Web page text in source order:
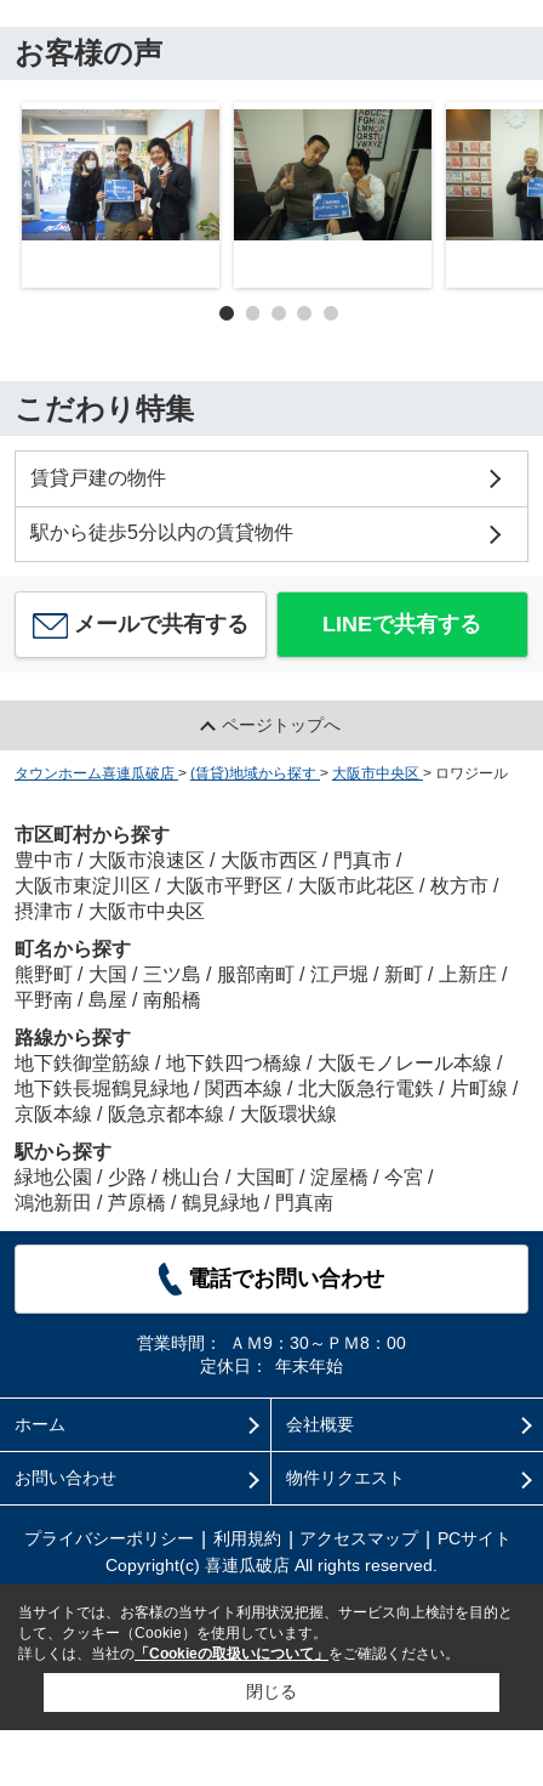
お客様の声
こだわり特集
賃貸戸建の物件
駅から徒歩5分以内の賃貸物件
メールで共有する LINEで共有する
ページトップへ
タウンホーム喜連瓜破店 > (賃貸)地域から探す > 大阪市中央区 > ロワジール
市区町村から探す
豊中市 / 大阪市浪速区 / 大阪市西区 / 門真市 /
大阪市東淀川区 / 大阪市平野区 / 大阪市此花区 / 枚方市 /
摂津市 / 大阪市中央区
町名から探す
熊野町 / 大国 / 三ツ島 / 服部南町 / 江戸堀 / 新町 / 上新庄 /
平野南 / 島屋 / 南船橋
路線から探す
地下鉄御堂筋線 / 地下鉄四つ橋線 / 大阪モノレール本線 /
地下鉄長堀鶴見緑地 / 関西本線 / 北大阪急行電鉄 / 片町線 /
京阪本線 / 阪急京都本線 / 大阪環状線
駅から探す
緑地公園 / 少路 / 桃山台 / 大国町 / 淀屋橋 / 今宮 /
鴻池新田 / 芦原橋 / 鶴見緑地 / 門真南
電話でお問い合わせ
営業時間：
ＡＭ9：30～ＰＭ8：00
定休日：
年末年始
ホーム 会社概要
お問い合わせ 物件リクエスト
プライバシーポリシー 利用規約 アクセスマップ
PCサイト
Copyright(c) 喜連瓜破店 All rights reserved.
当サイトでは、お客様の当サイト利用状況把握、サービス向上検討を目的と
して、クッキー（Cookie）を使用しています。
詳しくは、当社の 「Cookieの取扱いについて」 をご確認ください。
閉じる